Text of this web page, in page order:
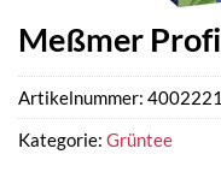
Meßmer
Artikelnummer:
Kategorie: Grüntee